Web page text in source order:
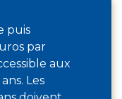
puis
par
aux
Les